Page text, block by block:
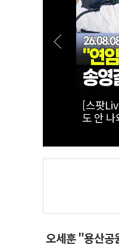
[스팟
을 공유
오세훈 "용산공